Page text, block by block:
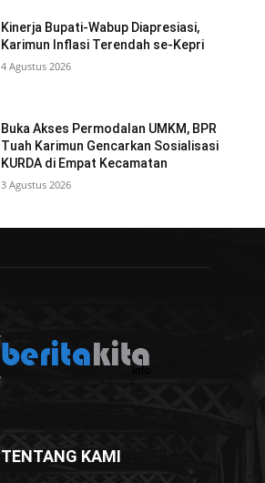
Kinerja Bupati-Wabup Diapresiasi,
Karimun Inflasi Terendah se-Kepri
4 Agustus 2026
Buka Akses Permodalan UMKM, BPR
Tuah Karimun Gencarkan Sosialisasi
KURDA di Empat Kecamatan
3 Agustus 2026
TENTANG KAMI